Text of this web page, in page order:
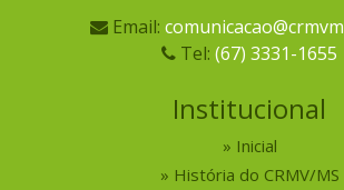
Email:
Tel: (67) 3331-1655
Institucional
Inicial
História do CRMV/MS